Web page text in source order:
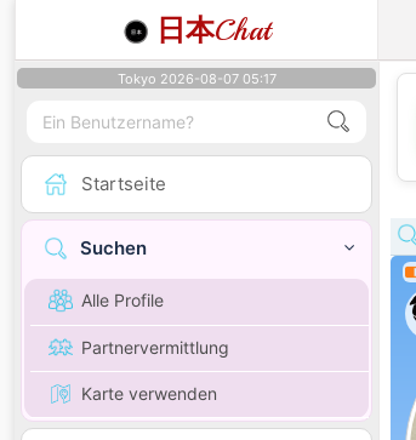
日本Chat
Tokyo 2026-08-07 05:17
Startseite
Suchen
Alle Profile
Partnervermittlung
Karte verwenden